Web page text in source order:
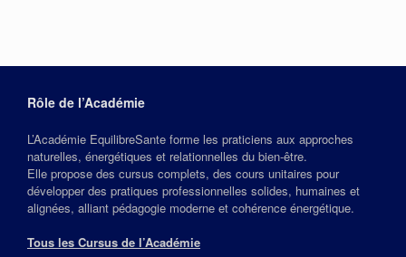
Rôle de l’Académie
L’Académie EquilibreSante forme les praticiens aux approches
naturelles, énergétiques et relationnelles du bien‑être.
Elle propose des cursus complets, des cours unitaires pour
développer des pratiques professionnelles solides, humaines et
alignées, alliant pédagogie moderne et cohérence énergétique.
Tous les Cursus de l’Académie